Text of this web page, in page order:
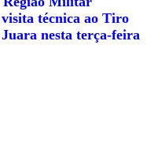
técnica ao Tiro
nesta terça-feira